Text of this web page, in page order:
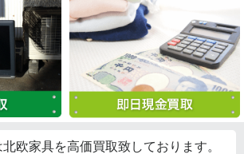
欧家具を高価買取致しております。